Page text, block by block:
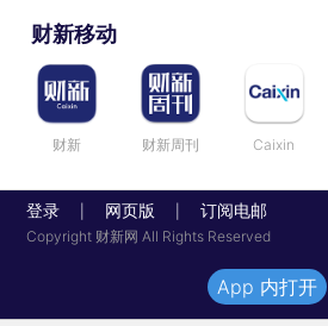
财新移动
财新 财新周刊 Caixin
登录 网页版 订阅电邮
Copyright 财新网 All Rights Reserved
App 内打开